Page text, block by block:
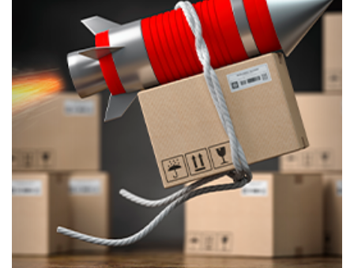
del
prodotto
pagina
del
prodotto